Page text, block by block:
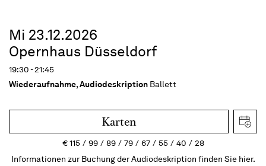
Mi 23.12.2026
Opernhaus Düsseldorf
19:30 - 21:45
Wiederaufnahme,Audiodeskription Ballett
Karten
€115 99 89 79 67 55 40
28
Informationen zur Buchung der Audiodeskription finden Sie hier.